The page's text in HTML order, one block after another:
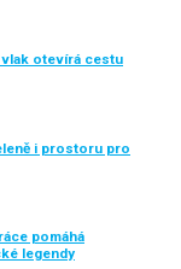
vlak otevírá cestu
i prostoru pro
pomáhá
legendy